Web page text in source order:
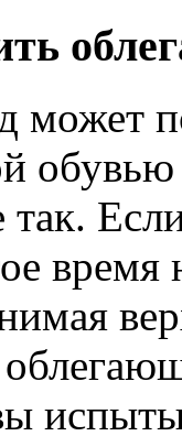
может
обувью
так.